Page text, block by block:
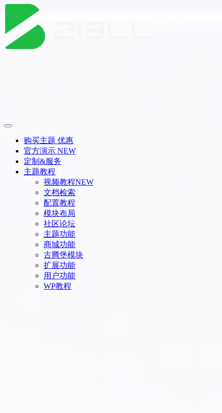
购买主题 优惠
官方演示 NEW
定制&服务
主题教程
视频教程NEW
文档检索
配置教程
模块布局
社区论坛
主题功能
商城功能
古腾堡模块
扩展功能
用户功能
WP教程